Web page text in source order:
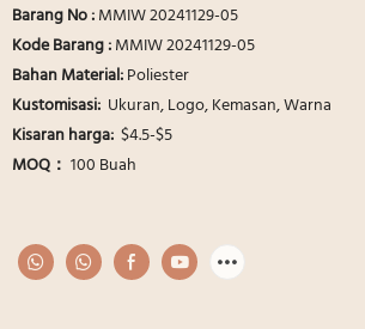
Barang No :MMIW 20241129-05
Kode Barang :MMIW 20241129-05
Bahan Material:Poliester
Kustomisasi: Ukuran, Logo, Kemasan, Warna
Kisaran harga: $4.5-$5
MOQ： 100 Buah